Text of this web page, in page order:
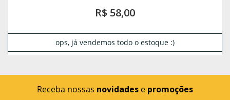
R$ 58,00
ops, já vendemos todo o estoque :)
Receba nossas novidades e promoções